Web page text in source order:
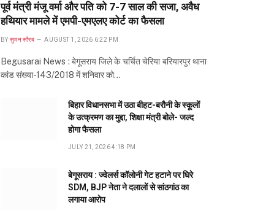
पूर्व मंत्री मंजू वर्मा और पति को 7-7 साल की सजा, अवैध
हथियार मामले में एमपी-एमएलए कोर्ट का फैसला
BY सुमन सौरब AUGUST 1, 2026 6:22 PM
Begusarai News : बेगूसराय जिले के चर्चित चेरिया बरियारपुर थाना
कांड संख्या-143/2018 में शनिवार को…
बिहार विधानसभा में उठा बीहट-बरौनी के स्कूलों
के उत्क्रमण का मुद्दा, शिक्षा मंत्री बोले- जल्द
होगा फैसला
JULY 21, 2026 4:18 PM
बेगूसराय : ज्वेलर्स कॉलोनी गेट हटाने पर घिरे
SDM, BJP नेता ने दलालों से सांठगांठ का
लगाया आरोप